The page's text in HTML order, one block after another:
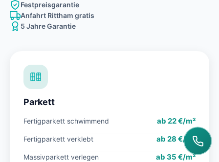
Festpreisgarantie
Anfahrt Rittham gratis
5 Jahre Garantie
Parkett
Fertigparkett schwimmend ab 22 €/m²
Fertigparkett verklebt ab 28 €/m²
Massivparkett verlegen ab 35 €/m²